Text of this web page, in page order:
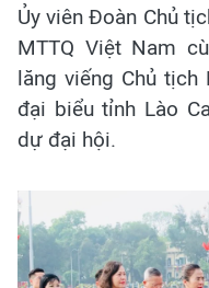
Ủy viên Đoàn Chủ
MTTQ Việt Nam
lăng viếng Chủ
đại biểu tỉnh Lào
dự đại hội.